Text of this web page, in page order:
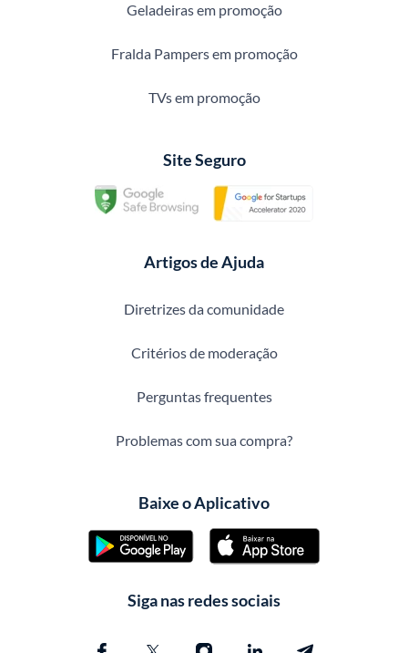
Geladeiras em promoção
Fralda Pampers em promoção
TVs em promoção
Site Seguro
Artigos de Ajuda
Diretrizes da comunidade
Critérios de moderação
Perguntas frequentes
Problemas com sua compra?
Baixe o Aplicativo
Siga nas redes sociais